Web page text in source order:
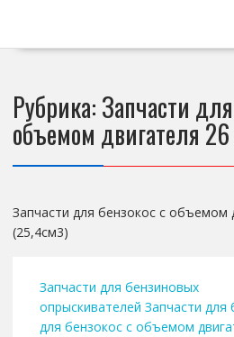
Рубрика:Запчасти
объемом двигателя
Запчасти для бензокос с объемом
(25,4см3)
Запчасти для бензиновых
опрыскивателей Запчасти для
для бензокос с объемом